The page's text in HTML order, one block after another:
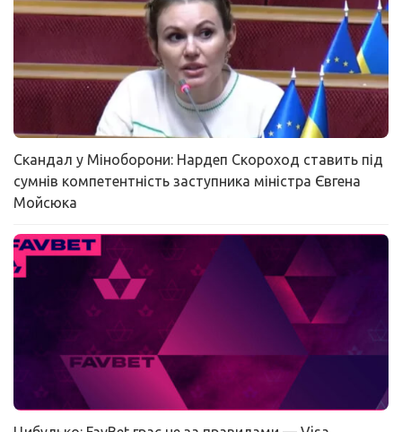
Скандал у Міноборони: Нардеп Скороход ставить під
сумнів компетентність заступника міністра Євгена
Мойсюка